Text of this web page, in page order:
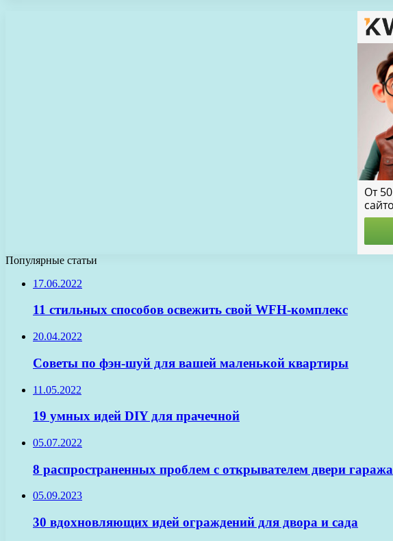
Популярные статьи
17.06.2022
11 стильных способов освежить свой WFH-комплекс
20.04.2022
Советы по фэн-шуй для вашей маленькой квартиры
11.05.2022
19 умных идей DIY для прачечной
05.07.2022
8 распространенных проблем с открывателем двери гаража
05.09.2023
30 вдохновляющих идей ограждений для двора и сада